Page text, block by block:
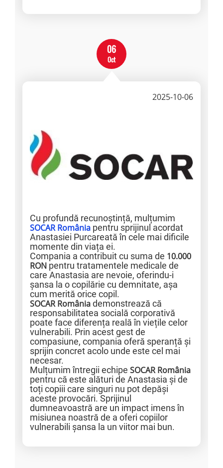
06
Oct
2025-10-06
Cu profundă recunoștință, mulțumim
SOCAR România pentru sprijinul acordat
Anastasiei Purcareată în cele mai dificile
momente din viața ei.
Compania a contribuit cu suma de 10.000
RON pentru tratamentele medicale de
care Anastasia are nevoie, oferindu-i
șansa la o copilărie cu demnitate, așa
cum merită orice copil.
SOCAR Româniademonstrează că
responsabilitatea socială corporativă
poate face diferența reală în viețile celor
vulnerabili. Prin acest gest de
compasiune, compania oferă speranță și
sprijin concret acolo unde este cel mai
necesar.
Mulțumim întregii echipe SOCAR România
pentru că este alături de Anastasia și de
toți copiii care singuri nu pot depăși
aceste provocări. Sprijinul
dumneavoastră are un impact imens în
misiunea noastră de a oferi copiilor
vulnerabili șansa la un viitor mai bun.